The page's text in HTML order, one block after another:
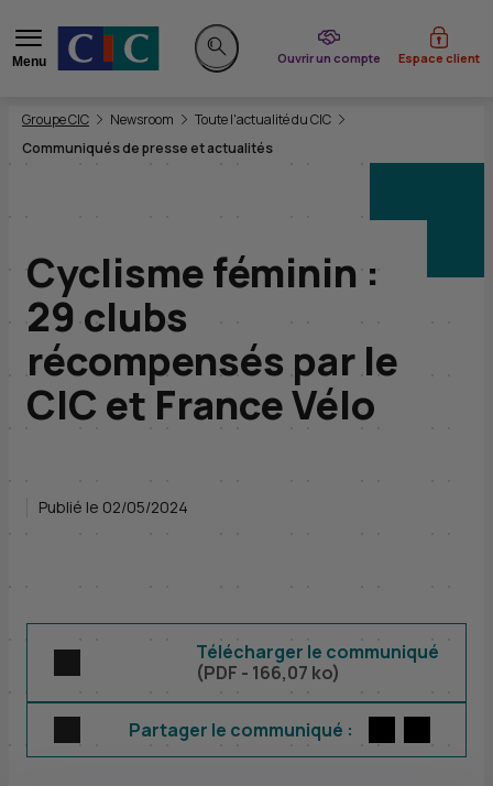
Menu
Rechercher sur le site
Ouvrir un compte
du CIC Espace client
Vous êtes ici:
Groupe CIC Newsroom
Toute l'actualité du CIC
Communiqués de presse et actualités
Cyclisme féminin :
29 clubs
récompensés par le
CIC et France Vélo
Publié le 02/05/2024
Télécharger le communiqué
(PDF - 166,07 ko)
Partager le communiqué :